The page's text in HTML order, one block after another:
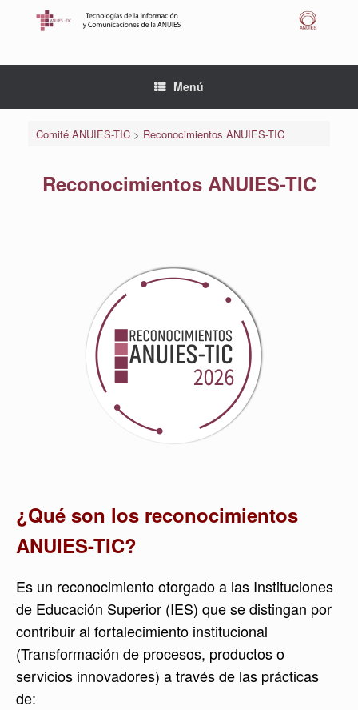
Menú
Comité ANUIES-TIC> Reconocimientos ANUIES-TIC
Reconocimientos ANUIES-TIC
¿Qué son los reconocimientos
ANUIES-TIC?
Es un reconocimiento otorgado a las Instituciones
de Educación Superior (IES) que se distingan por
contribuir al fortalecimiento institucional
(Transformación de procesos, productos o
servicios innovadores) a través de las prácticas
de: